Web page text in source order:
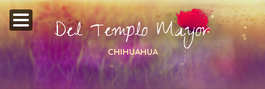
Del Templo Mayor
CHIHUAHUA